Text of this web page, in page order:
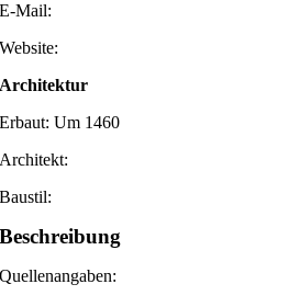
E-Mail:
Website:
Architektur
Erbaut: Um 1460
Architekt:
Baustil:
Beschreibung
Quellenangaben: